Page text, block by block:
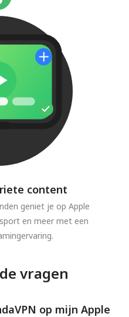
content
geniet je op Apple
en meer met een
vragen
op mijn Apple